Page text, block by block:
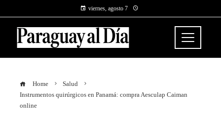
viernes, agosto 7
Home
Salud
Instrumentos quirúrgicos en Panamá: compra Aesculap Caiman
online